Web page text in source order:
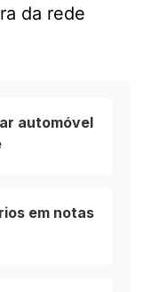
da rede
automóvel
em notas